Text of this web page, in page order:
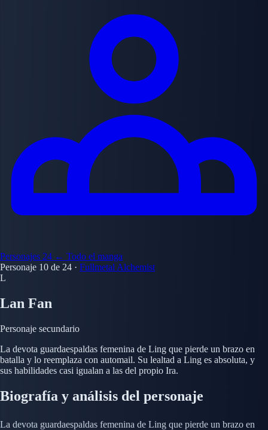
Personajes 24 ← Todo el manga
Personaje 10 de 24 · Fullmetal Alchemist
L
Lan Fan
Personaje secundario
La devota guardaespaldas femenina de Ling que pierde un brazo en
batalla y lo reemplaza con automail. Su lealtad a Ling es absoluta, y
sus habilidades casi igualan a las del propio Ira.
Biografía y análisis del personaje
La devota guardaespaldas femenina de Ling que pierde un brazo en